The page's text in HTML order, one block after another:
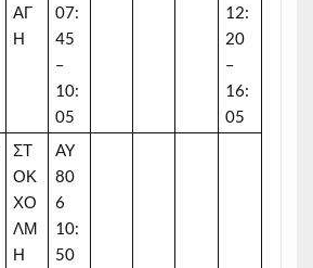
ΑΓ
Η
07:
45
–
10:
05
12:
20
–
16:
05
ΣΤ
ΟΚ
ΧΟ
ΛΜ
Η
AY
80
6
10:
50